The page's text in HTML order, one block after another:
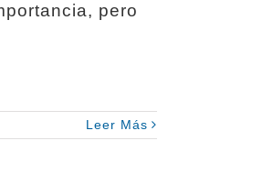
pero
Leer Más